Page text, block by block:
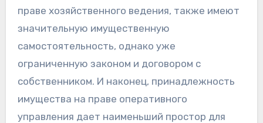
праве хозяйственного ведения, также имеют
значительную имущественную
самостоятельность, однако уже
ограниченную законом и договором с
собственником. И наконец, принадлежность
имущества на праве оперативного
управления дает наименьший простор для